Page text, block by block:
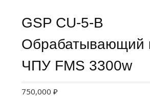
GSP CU-5-B
Обрабатывающий
ЧПУ FMS 3300w
750,000 ₽